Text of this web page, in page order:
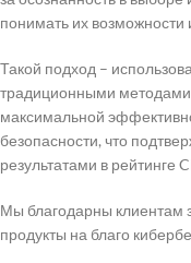
понимать их возможности
Такой подход –
традиционными методами
максимальной
безопасности, что
результатами в рейтинге
Мы благодарны клиентам
продукты на благо